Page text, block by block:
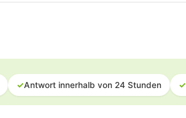
✓Antwort innerhalb von 24 Stunden ✓